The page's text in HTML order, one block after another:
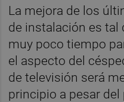
La mejora de los
de instalación es tal
muy poco tiempo
el aspecto del
de televisión será
principio a pesar del